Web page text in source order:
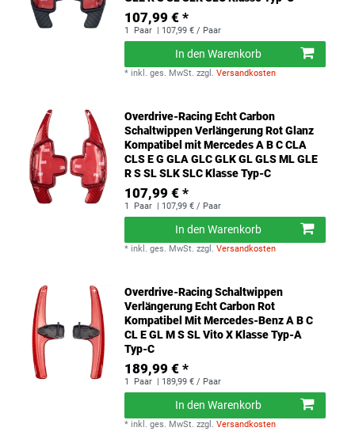
107,99 € *
1 Paar | 107,99 € / Paar
In den Warenkorb
* inkl. ges. MwSt. zzgl.Versandkosten
Overdrive-Racing Echt Carbon
Schaltwippen Verlängerung Rot Glanz
Kompatibel mit Mercedes A B C CLA
CLS E G GLA GLC GLK GL GLS ML GLE
R S SL SLK SLC Klasse Typ-C
107,99 € *
1 Paar | 107,99 € / Paar
In den Warenkorb
* inkl. ges. MwSt. zzgl.Versandkosten
Overdrive-Racing Schaltwippen
Verlängerung Echt Carbon Rot
Kompatibel Mit Mercedes-Benz A B C
CL E GL M S SL Vito X Klasse Typ-A
Typ-C
189,99 € *
1 Paar | 189,99 € / Paar
In den Warenkorb
* inkl. ges. MwSt. zzgl.Versandkosten